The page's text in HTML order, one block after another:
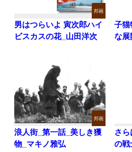
邦画
男はつらいよ 寅次郎ハイ
ビスカスの花_山田洋次
子猫
な展
邦画
浪人街_第一話_美しき獲
物_マキノ雅弘
さ
の戦